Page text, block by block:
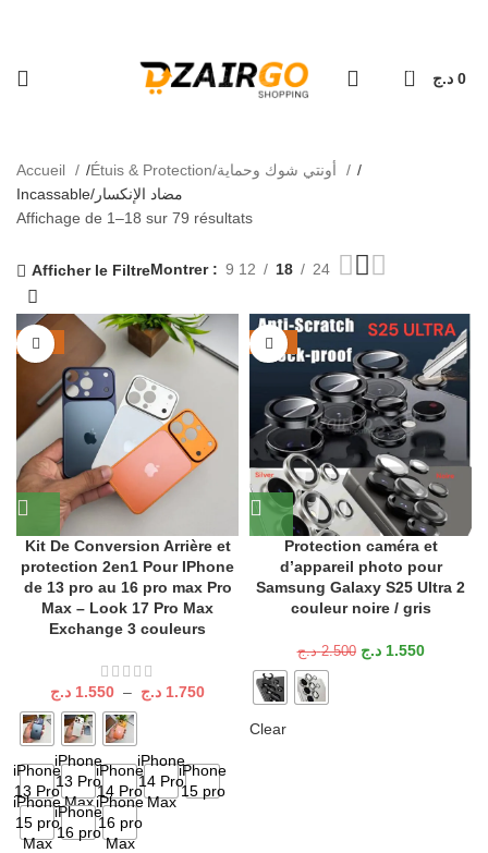
0 0 د.ج
Accueil
Incassable/مضاد الإنكسار
Affichage de 1–18 sur 79 résultats
Afficher le FiltreMontrer 9 12 18 24
-48%
Kit De Conversion Arrière et
protection 2en1 Pour IPhone
de 13 pro au 16 pro max Pro
Max – Look 17 Pro Max
Exchange 3 couleurs
1.550 د.ج – 1.750 د.ج
iPhone
13 Pro
iPhone
13 Pro
Max
iPhone
14 Pro
iPhone
14 Pro
Max
iPhone
15 pro
iPhone
15 pro
Max
iPhone
16 pro
iPhone
16 pro
Max
-38%
Protection caméra et
d’appareil photo pour
Samsung Galaxy S25 Ultra 2
couleur noire / gris
2.500 د.ج 1.550 د.ج
Clear